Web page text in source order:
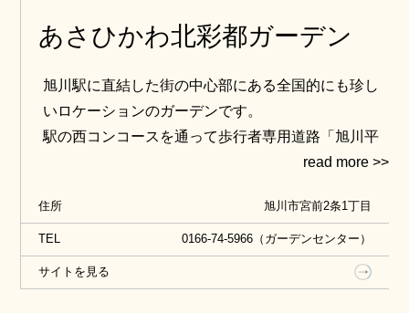
あさひかわ北彩都ガーデン
旭川駅に直結した街の中心部にある全国的にも珍し
いロケーションのガーデンです。
駅の西コンコースを通って歩行者専用道路「旭川平
和通買物公園」へ繋がる市街地でありながら，南側
す。
川や大雪山を眺め，身近な自然の美しさに気づかさ
れる，そんな癒しの空間が広がります。
ガーデン周辺では季節に応じてランニングや歩くス
住所 旭川市宮前2条1丁目
TEL 0166-74-5966（ガーデンセンター）
サイトを見る